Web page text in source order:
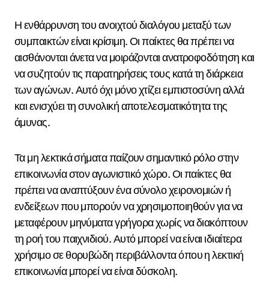
Η ενθάρρυνση του ανοιχτού διαλόγου μεταξύ των
συμπαικτών είναι κρίσιμη. Οι παίκτες θα πρέπει να
αισθάνονται άνετα να μοιράζονται ανατροφοδότηση και
να συζητούν τις παρατηρήσεις τους κατά τη διάρκεια
των αγώνων. Αυτό όχι μόνο χτίζει εμπιστοσύνη αλλά
και ενισχύει τη συνολική αποτελεσματικότητα της
άμυνας.
Τα μη λεκτικά σήματα παίζουν σημαντικό ρόλο στην
επικοινωνία στον αγωνιστικό χώρο. Οι παίκτες θα
πρέπει να αναπτύξουν ένα σύνολο χειρονομιών ή
ενδείξεων που μπορούν να χρησιμοποιηθούν για να
μεταφέρουν μηνύματα γρήγορα χωρίς να διακόπτουν
τη ροή του παιχνιδιού. Αυτό μπορεί να είναι ιδιαίτερα
χρήσιμο σε θορυβώδη περιβάλλοντα όπου η λεκτική
επικοινωνία μπορεί να είναι δύσκολη.